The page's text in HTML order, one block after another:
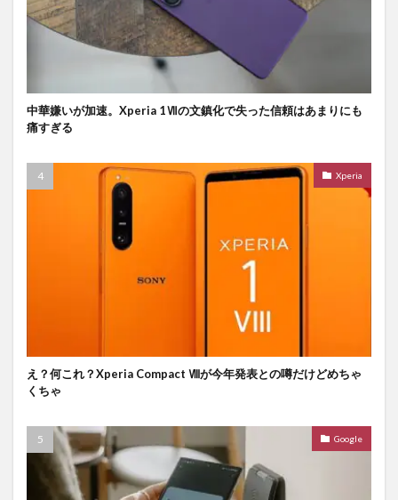
中華嫌いが加速。Xperia 1Ⅶの文鎮化で失った信頼はあまりにも
痛すぎる
Xperia
え？何これ？Xperia Compact Ⅷが今年発表との噂だけどめちゃ
くちゃ
Google